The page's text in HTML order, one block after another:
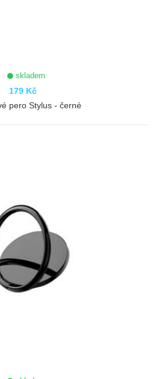
skladem
179 Kč
pero Stylus - černé